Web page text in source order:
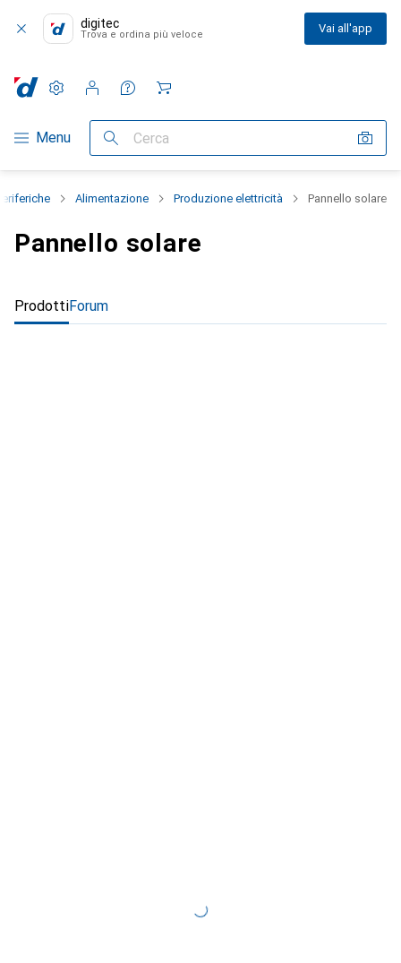
digitec
Trova e ordina più veloce Vai all'app
Categoria Navigazione
Menu Cerca
Impostazioni
Conto cliente
Liste di confronto
Liste dei desideri
Carrello
Alimentazione Produzione elettricità Pannello solare
Pannello solare
ProdottiForum